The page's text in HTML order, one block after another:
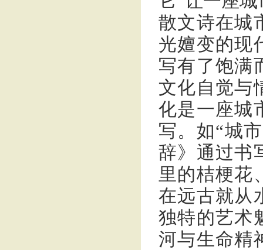
散文诗在城
光嬗变的现
写有了饱满
文化自觉与
化是一座城
写。如“城
辞》通过书
里的桔梗花
在远古就从
独特的艺术
河与生命精